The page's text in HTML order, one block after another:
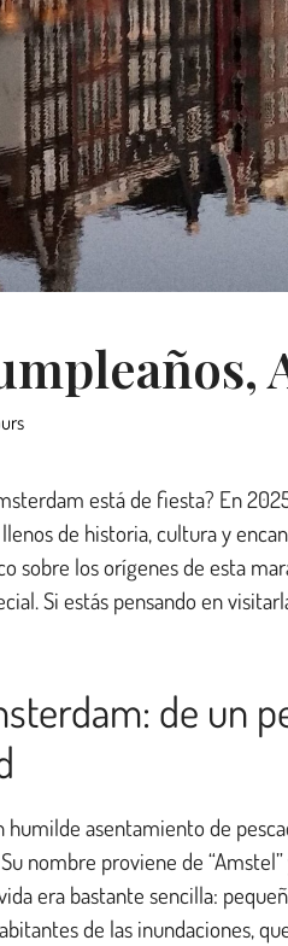
está de fiesta? En
de historia, cultura y
sobre los orígenes de esta
Si estás pensando en
de un
asentamiento de
nombre proviene de “Amstel”
era bastante sencilla:
de las inundaciones,